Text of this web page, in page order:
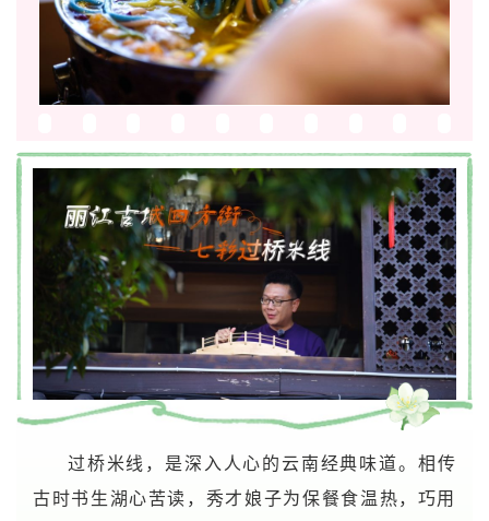
过桥米线，是深入人心的云南经典味道。 相传
古时书生湖心苦读，秀才娘子为保餐食温热，巧用